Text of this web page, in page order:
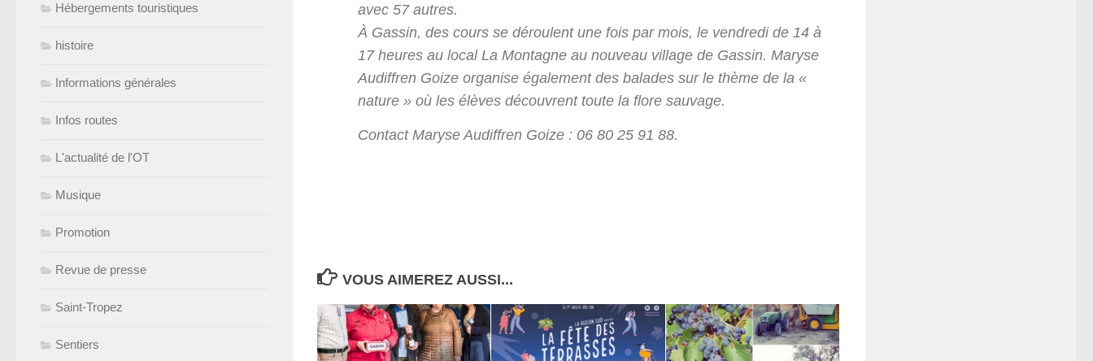
avec 57 autres.
À Gassin, des cours se déroulent une fois par mois, le vendredi de 14 à
17 heures au local La Montagne au nouveau village de Gassin. Maryse
Audiffren Goize organise également des balades sur le thème de la «
nature » où les élèves découvrent toute la flore sauvage.
Contact Maryse Audiffren Goize : 06 80 25 91 88.
VOUS AIMEREZ AUSSI...
Hébergements touristiques
histoire
Informations générales
Infos routes
L'actualité de l'OT
Musique
Promotion
Revue de presse
Saint-Tropez
Sentiers